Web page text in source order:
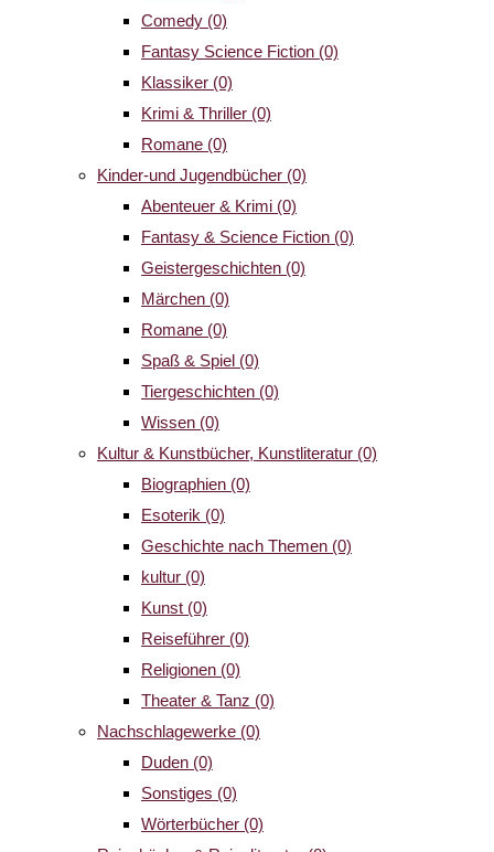
Comedy (0)
Fantasy Science Fiction (0)
Klassiker (0)
Krimi & Thriller (0)
Romane (0)
Kinder-und Jugendbücher (0)
Abenteuer & Krimi (0)
Fantasy & Science Fiction (0)
Geistergeschichten (0)
Märchen (0)
Romane (0)
Spaß & Spiel (0)
Tiergeschichten (0)
Wissen (0)
Kultur & Kunstbücher, Kunstliteratur (0)
Biographien (0)
Esoterik (0)
Geschichte nach Themen (0)
kultur (0)
Kunst (0)
Reiseführer (0)
Religionen (0)
Theater & Tanz (0)
Nachschlagewerke (0)
Duden (0)
Sonstiges (0)
Wörterbücher (0)